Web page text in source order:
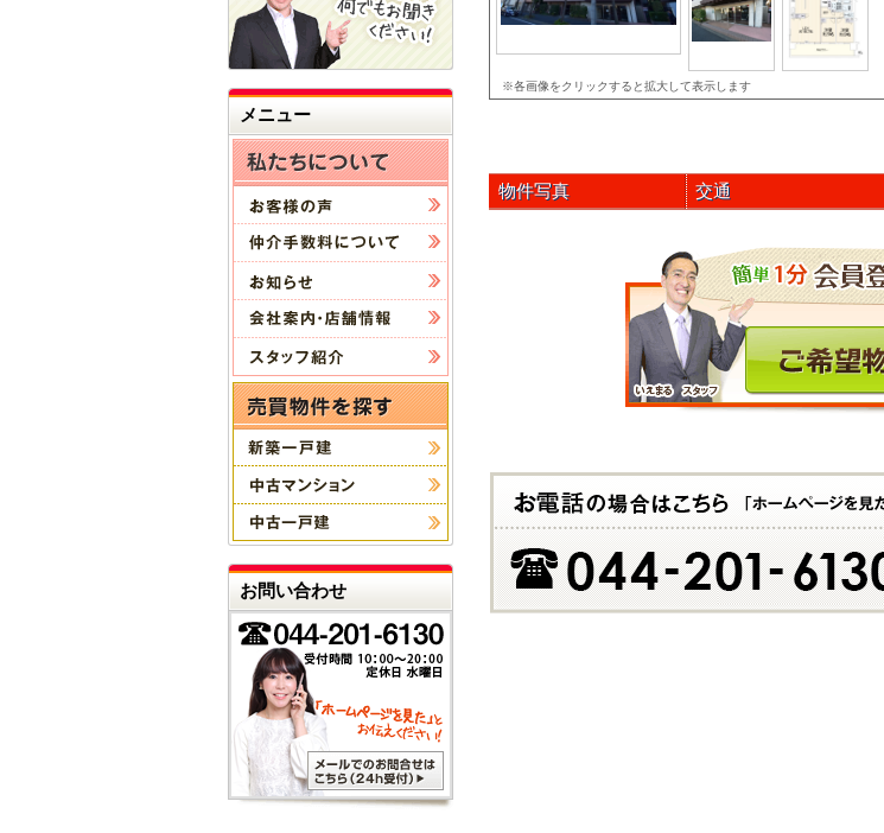
※各画像をクリックすると拡大して表示します
物件写真 交通
メニュー
お問い合わせ